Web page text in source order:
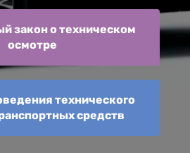
закон о техническом
осмотре
технического
средств